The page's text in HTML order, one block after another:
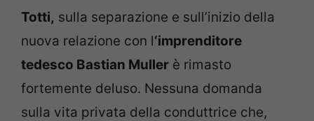
Totti, sulla separazione e sull’inizio della
nuova relazione con l‘imprenditore
tedesco Bastian Muller è rimasto
fortemente deluso. Nessuna domanda
sulla vita privata della conduttrice che,